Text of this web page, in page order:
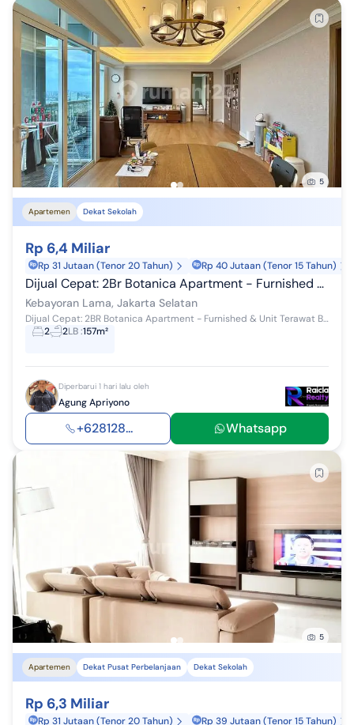
5
Apartemen Dekat Sekolah
Rp 6,4 Miliar
Rp 31 Jutaan (Tenor 20 Tahun) Rp 40 Jutaan (Tenor 15 Tahun)
Dijual Cepat: 2Br Botanica Apartment - Furnished & Unit Terawat
Kebayoran Lama, Jakarta Selatan
Dijual Cepat: 2BR Botanica Apartment - Furnished & Unit Terawat Baik Kamar Tidur: 2 Kamar Mandi: 2 Kamar Tidur ART: 1 Kamar Mandi ART: 1 Size: 157 ...
2
2LB:157m²
Diperbarui 1 hari lalu oleh
Agung Apriyono
+628128... Whatsapp
5
Apartemen Dekat Pusat Perbelanjaan Dekat Sekolah
Rp 6,3 Miliar
Rp 31 Jutaan (Tenor 20 Tahun) Rp 39 Jutaan (Tenor 15 Tahun)